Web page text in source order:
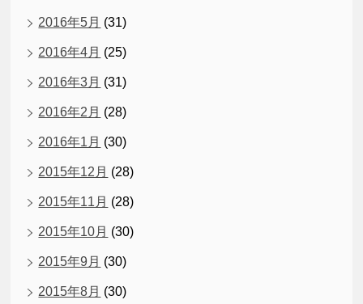
2016年5月 (31)
2016年4月 (25)
2016年3月 (31)
2016年2月 (28)
2016年1月 (30)
2015年12月 (28)
2015年11月 (28)
2015年10月 (30)
2015年9月 (30)
2015年8月 (30)